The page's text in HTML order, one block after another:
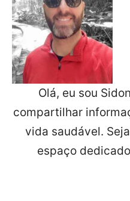
Olá, eu sou
compartilhar
vida saudável.
espaço